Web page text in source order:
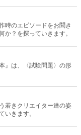
』は、〈試験問題〉の形
若きクリエイター達の姿
きます。
に取材し、ゲームが日本
影響を探る企画です。